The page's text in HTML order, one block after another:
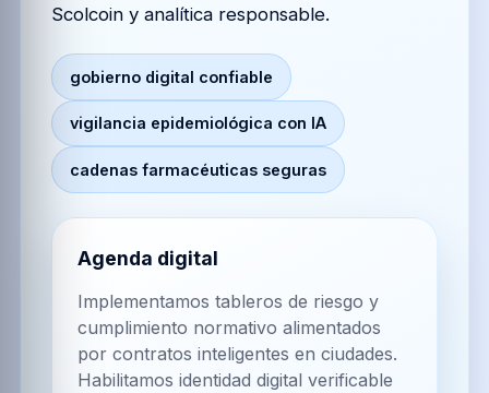
Scolcoin y analítica responsable.
gobierno digital confiable
vigilancia epidemiológica con IA
cadenas farmacéuticas seguras
Agenda digital
Implementamos tableros de riesgo y
cumplimiento normativo alimentados
por contratos inteligentes en ciudades.
Habilitamos identidad digital verificable